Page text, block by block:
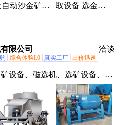
自动沙金矿分
取设备 选金机
限公司 洽谈
综合体验L0 真实工厂 出价迅速
设备、磁选机、选矿设备、鼓
汰机、离心机、挖沙船、洗沙
球磨机